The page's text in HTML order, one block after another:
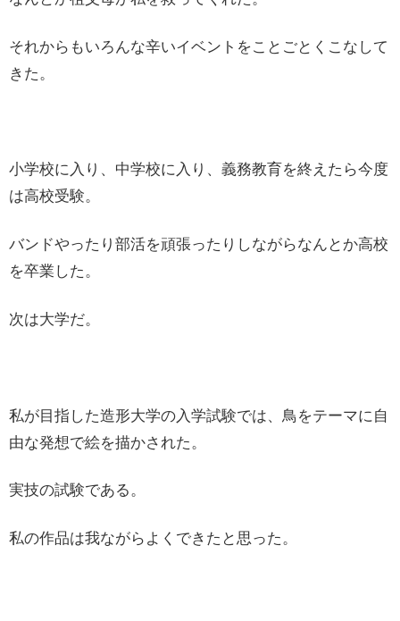
それからもいろんな辛いイベントをことごとくこなして
きた。
小学校に入り、中学校に入り、義務教育を終えたら今度
は高校受験。
バンドやったり部活を頑張ったりしながらなんとか高校
を卒業した。
次は大学だ。
私が目指した造形大学の入学試験では、鳥をテーマに自
由な発想で絵を描かされた。
実技の試験である。
私の作品は我ながらよくできたと思った。